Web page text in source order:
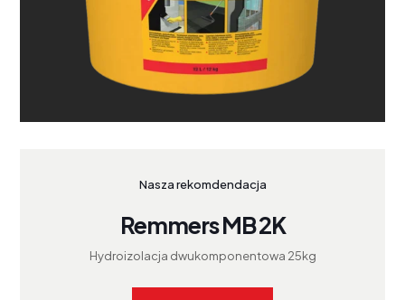
Nasza rekomdendacja
Remmers MB 2K
Hydroizolacja dwukomponentowa 25kg